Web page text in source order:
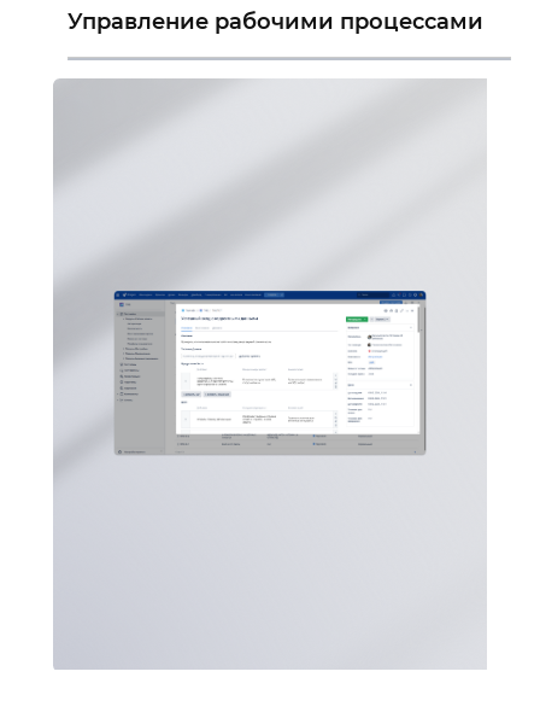
Управление рабочими процессами